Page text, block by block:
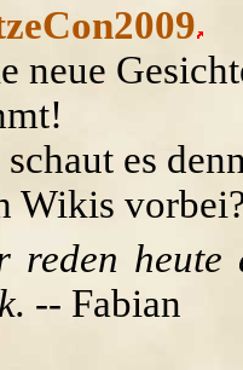
neue
es
Wikis
reden
-- Fabian